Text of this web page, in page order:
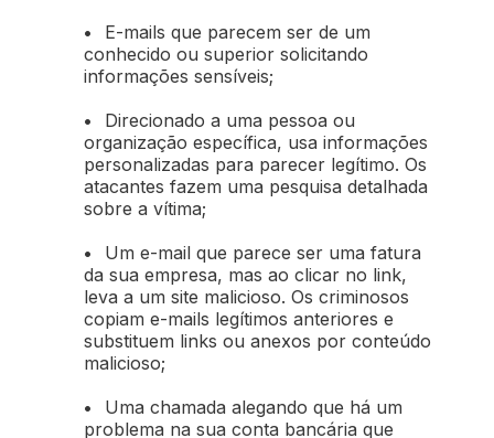
• E-mails que parecem ser de um
conhecido ou superior solicitando
informações sensíveis;
• Direcionado a uma pessoa ou
organização específica, usa informações
personalizadas para parecer legítimo. Os
atacantes fazem uma pesquisa detalhada
sobre a vítima;
• Um e-mail que parece ser uma fatura
da sua empresa, mas ao clicar no link,
leva a um site malicioso. Os criminosos
copiam e-mails legítimos anteriores e
substituem links ou anexos por conteúdo
malicioso;
• Uma chamada alegando que há um
problema na sua conta bancária que